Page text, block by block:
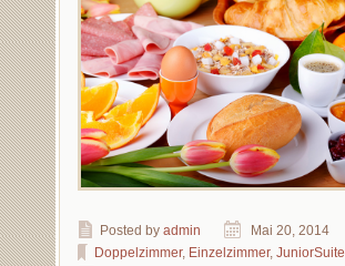
Posted by admin
Mai 20, 2014
Doppelzimmer, Einzelzimmer, JuniorSuite